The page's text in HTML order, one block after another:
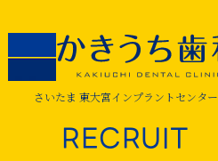
さいたま 東大宮インプラントセンター
RECRUIT